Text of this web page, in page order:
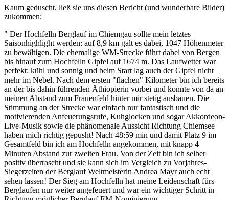
Kaum geduscht, ließ sie uns diesen Bericht (und wunderbare Bilder)
zukommen:
" Der Hochfelln Berglauf im Chiemgau sollte mein letztes
Saisonhighlight werden: auf 8,9 km galt es dabei, 1047 Höhenmeter
zu bewältigen. Die ehemalige WM-Strecke führt dabei von Bergen
bis hinauf zum Hochfelln Gipfel auf 1674 m. Das Laufwetter war
perfekt: kühl und sonnig und beim Start lag auch der Gipfel nicht
mehr im Nebel. Nach dem ersten "flachen" Kilometer bin ich bereits
an der bis dahin führenden Äthiopierin vorbei und konnte von da an
meinen Abstand zum Frauenfeld hinter mir stetig ausbauen. Die
Stimmung an der Strecke war einfach nur fantastisch und die
motivierenden Anfeuerungsrufe, Kuhglocken und sogar Akkordeon-
Live-Musik sowie die phänomenale Aussicht Richtung Chiemsee
haben mich richtig gepusht! Nach 48:59 min und damit Platz 9 im
Gesamtfeld bin ich am Hochfelln angekommen, mit knapp 4
Minuten Abstand zur zweiten Frau. Von der Zeit bin ich selber
positiv überrascht und sie kann sich im Vergleich zu Vorjahres-
Siegerzeiten der Berglauf Weltmeisterin Andrea Mayr auch echt
sehen lassen! Der Sieg am Hochfelln hat meine Leidenschaft fürs
Berglaufen nur weiter angefeuert und war ein wichtiger Schritt in